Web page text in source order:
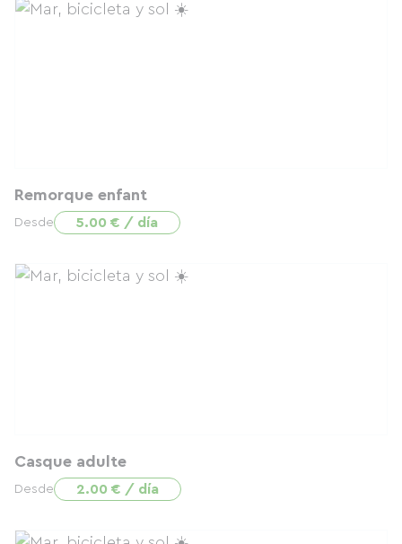
Remorque enfant
Desde 5.00 € / día
Casque adulte
Desde 2.00 € / día